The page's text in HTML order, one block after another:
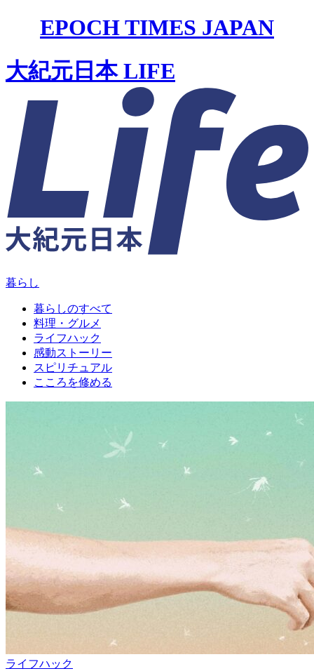
EPOCH TIMES JAPAN
大紀元日本 LIFE
暮らし
暮らしのすべて
料理・グルメ
ライフハック
感動ストーリー
スピリチュアル
こころを修める
ライフハック